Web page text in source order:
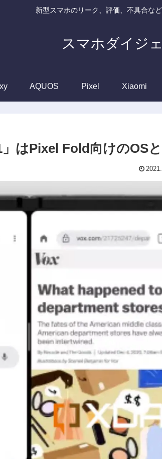
新型スマホのリーク、評価、不具合な
スマホダイジ
AQUOS Pixel Xiaomi
はPixel Fold向けのOS